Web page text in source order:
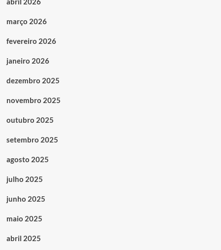
março 2026
fevereiro 2026
janeiro 2026
dezembro 2025
novembro 2025
outubro 2025
setembro 2025
agosto 2025
julho 2025
junho 2025
maio 2025
abril 2025